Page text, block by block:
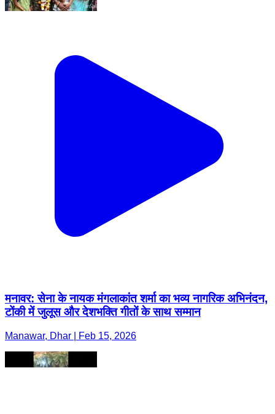
मनावर: सेना के नायक मंगलाकांत शर्मा का भव्य नागरिक अभिनंदन,
टोंकी में जुलूस और देशभक्ति गीतों के साथ सम्मान
Manawar, Dhar | Feb 15, 2026